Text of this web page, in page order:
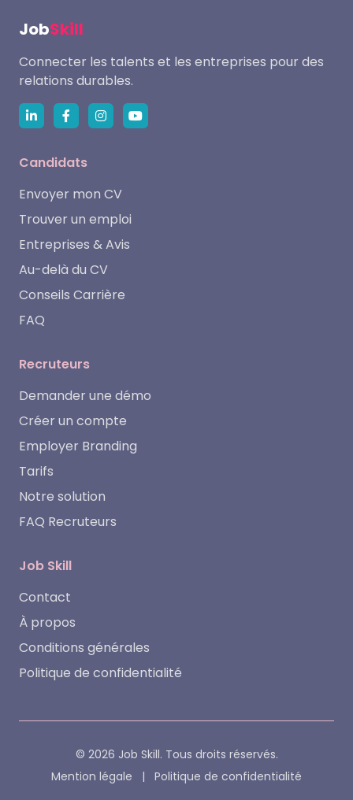
JobSkill
Connecter les talents et les entreprises pour des
relations durables.
Candidats
Envoyer mon CV
Trouver un emploi
Entreprises & Avis
Au-delà du CV
Conseils Carrière
FAQ
Recruteurs
Demander une démo
Créer un compte
Employer Branding
Tarifs
Notre solution
FAQ Recruteurs
Job Skill
Contact
À propos
Conditions générales
Politique de confidentialité
© 2026 Job Skill. Tous droits réservés.
Mention légale
| Politique de confidentialité